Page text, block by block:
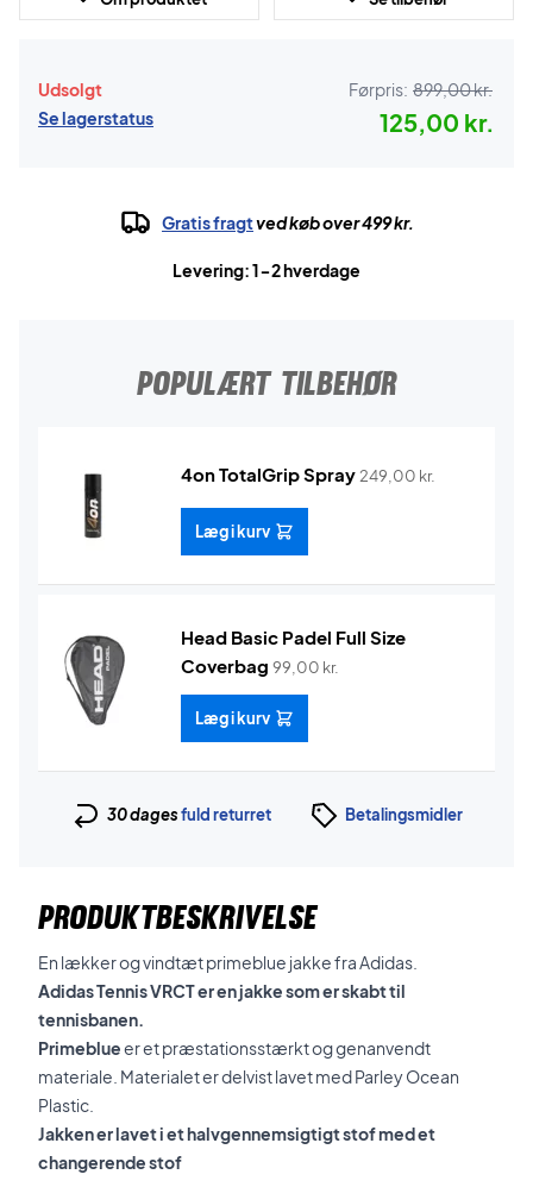
Udsolgt
Se lagerstatus
Førpris: 899,00 kr.
125,00 kr.
Gratis fragtved køb over 499 kr.
Levering: 1-2 hverdage
POPULÆRT TILBEHØR
4on TotalGrip Spray 249,00 kr.
Læg i kurv
Head Basic Padel Full Size
Coverbag 99,00 kr.
Læg i kurv
30 dagesfuld returret Betalingsmidler
PRODUKTBESKRIVELSE
En lækker og vindtæt primeblue jakke fra Adidas.
Adidas Tennis VRCT er en jakke som er skabt til
tennisbanen.
Primeblueer et præstationsstærkt og genanvendt
materiale. Materialet er delvist lavet med Parley Ocean
Plastic.
Jakken er lavet i et halvgennemsigtigt stof med et
changerende stof